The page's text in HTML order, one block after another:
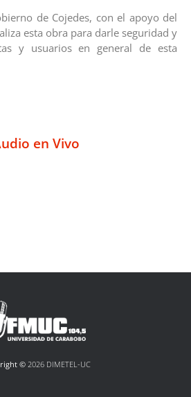
de Cojedes, con el apoyo del
esta obra para darle seguridad y
y usuarios en general de esta
en Vivo
©2026 DIMETEL-UC